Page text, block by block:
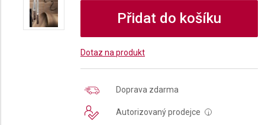
Přidat do košíku
Dotaz na produkt
Doprava zdarma
Autorizovaný prodejce i